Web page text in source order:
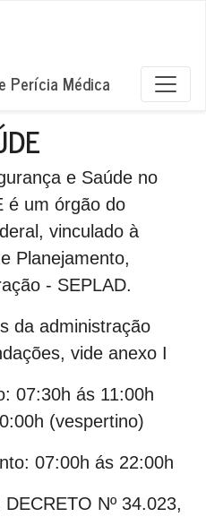
Perícia Médica
e Saúde no
é um órgão do
vinculado à
Planejamento,
- SEPLAD.
da administração
vide anexo I
07:30h ás 11:00h
(vespertino)
07:00h ás 22:00h
DECRETO Nº 34.023,